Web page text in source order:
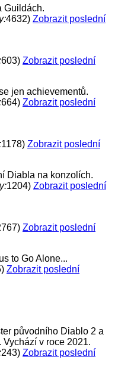
Guildách.
4632) Zobrazit poslední
603) Zobrazit poslední
jen achievementů.
664) Zobrazit poslední
1178) Zobrazit poslední
Diabla na konzolích.
1204) Zobrazit poslední
Zobrazit poslední
to Go Alone...
Zobrazit poslední
původního Diablo 2 a
v roce 2021.
243) Zobrazit poslední